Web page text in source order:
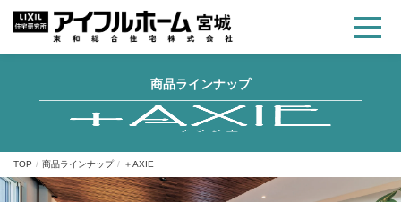
商品ラインナップ
TOP 商品ラインナップ ＋AXIE